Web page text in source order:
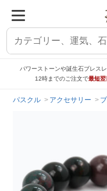
パワーストーンや誕生石ブレス
12時までのご注文で最短翌
パスクル アクセサリー